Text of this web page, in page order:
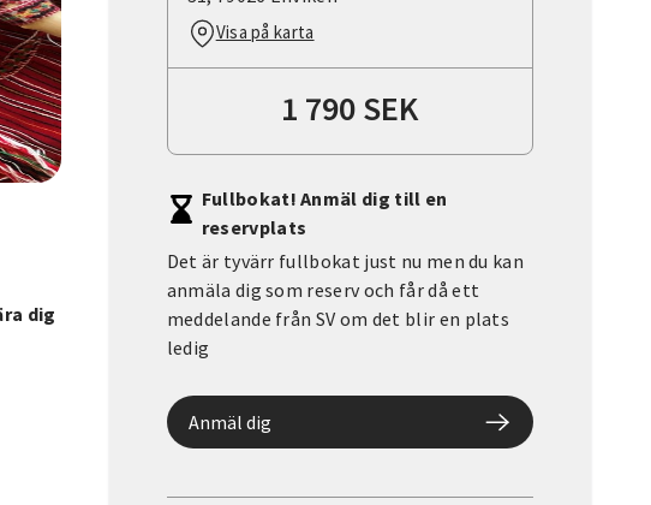
dig
Visa på karta
1 790 SEK
Fullbokat! Anmäl dig till en
reservplats
Det är tyvärr fullbokat just nu men du kan
anmäla dig som reserv och får då ett
meddelande från SV om det blir en plats
ledig
Anmäl dig